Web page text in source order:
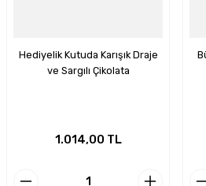
Hediyelik Kutuda Karışık Draje
ve Sargılı Çikolata
1.014,00 TL